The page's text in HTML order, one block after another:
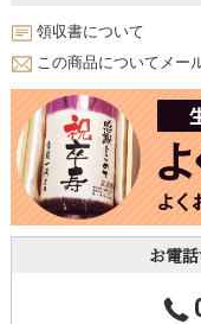
領収書について
この商品についてメー
お電